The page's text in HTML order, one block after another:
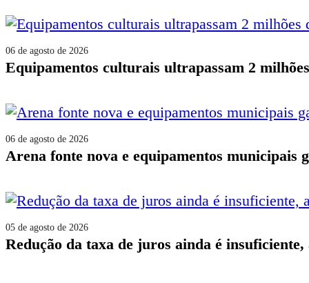
06 de agosto de 2026
equipamentos culturais ultrapassam 2
06 de agosto de 2026
arena fonte nova e equipamentos
05 de agosto de 2026
redução da taxa de juros ainda é